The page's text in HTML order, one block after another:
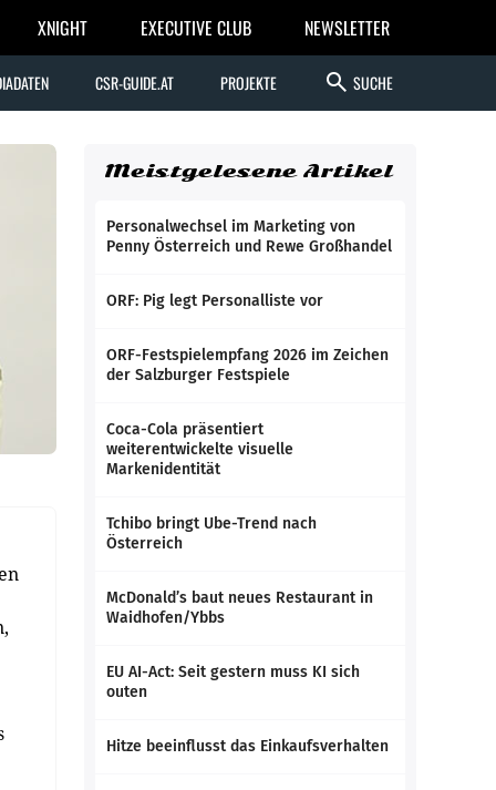
XNIGHT EXECUTIVE CLUB NEWSLETTER
CSR-GUIDE.AT PROJEKTE search SUCHE
Meistgelesene Artikel
Personalwechsel im Marketing von
Penny Österreich und Rewe Großhandel
ORF: Pig legt Personalliste vor
ORF-Festspielempfang 2026 im Zeichen
der Salzburger Festspiele
Coca-Cola präsentiert
weiterentwickelte visuelle
Markenidentität
Tchibo bringt Ube-Trend nach
Österreich
McDonald’s baut neues Restaurant in
Waidhofen/Ybbs
EU AI-Act: Seit gestern muss KI sich
outen
Hitze beeinflusst das Einkaufsverhalten